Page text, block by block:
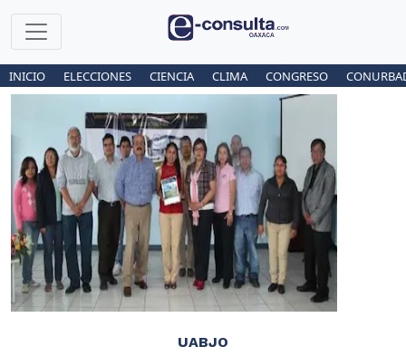
INICIO ELECCIONES CIENCIA CLIMA CONGRESO
UABJO